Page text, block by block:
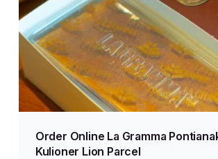
Order Online La Gramma
Kulioner Lion Parcel